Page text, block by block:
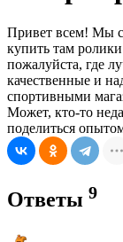
Привет всем! Мы с
купить там
пожалуйста, где
качественные и
спортивными
Может, кто-то
поделиться
Ответы 9